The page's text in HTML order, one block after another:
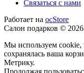
Связаться с нами
Работает на ocStore
Салон подарков © 2026
Мы используем cookie,
сохранялась ваша
Метрику.